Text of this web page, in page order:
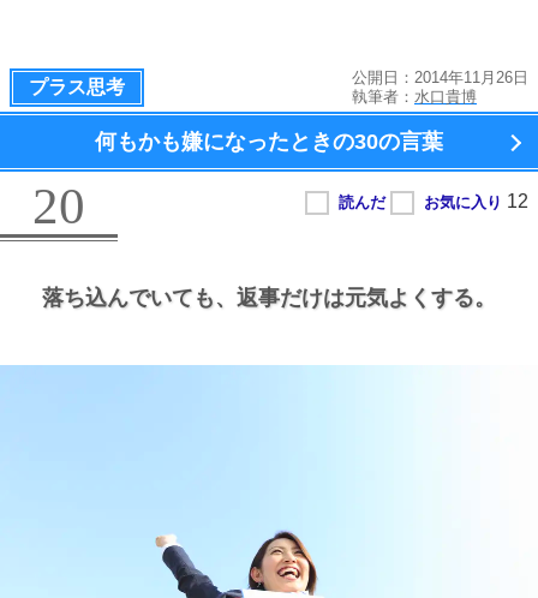
プラス思考
公開日：2014年11月26日
執筆者： 水口貴博
何もかも嫌になったときの30の言葉
20
落ち込んでいても、 返事だけは元気よくする。